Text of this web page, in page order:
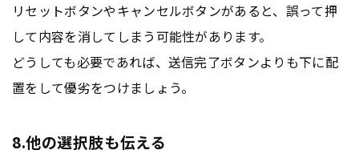
リセットボタンやキャンセルボタンがあると、誤って押
して内容を消してしまう可能性があります。
どうしても必要であれば、送信完了ボタンよりも下に配
置をして優劣をつけましょう。
8.他の選択肢も伝える